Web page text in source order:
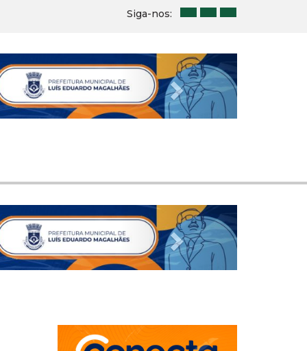
Siga-nos:
Next
Next